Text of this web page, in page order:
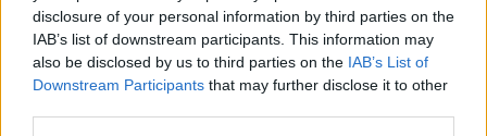
disclosure of your personal information by third parties on the
IAB’s list of downstream participants. This information may
also be disclosed by us to third parties on the IAB’s List of
Downstream Participants that may further disclose it to other
υδρογονανθράκων από χθες.
Με φόντο τη νέα κλιμάκωση της έντασης, η